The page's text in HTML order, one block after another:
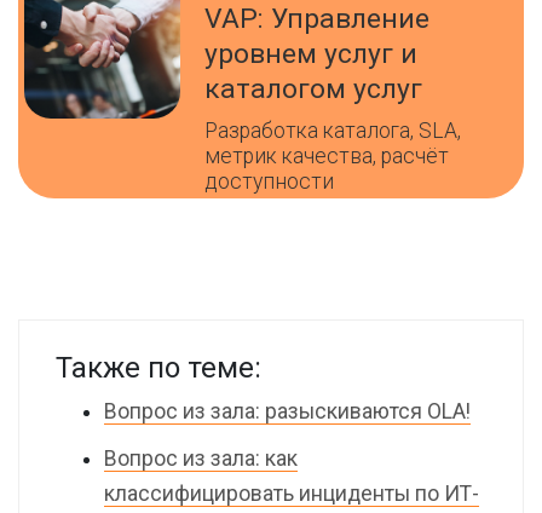
VAP: Управление
уровнем услуг и
каталогом услуг
Разработка каталога, SLA,
метрик качества, расчёт
доступности
Также по теме:
Вопрос из зала: разыскиваются OLA!
Вопрос из зала: как
классифицировать инциденты по ИТ-